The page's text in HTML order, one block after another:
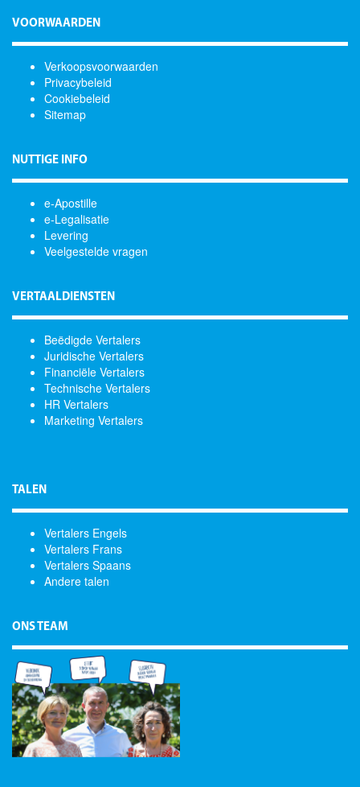
VOORWAARDEN
Verkoopsvoorwaarden
Privacybeleid
Cookiebeleid
Sitemap
NUTTIGE INFO
e-Apostille
e-Legalisatie
Levering
Veelgestelde vragen
VERTAALDIENSTEN
Beëdigde Vertalers
Juridische Vertalers
Financiële Vertalers
Technische Vertalers
HR Vertalers
Marketing Vertalers
TALEN
Vertalers Engels
Vertalers Frans
Vertalers Spaans
Andere talen
ONS TEAM